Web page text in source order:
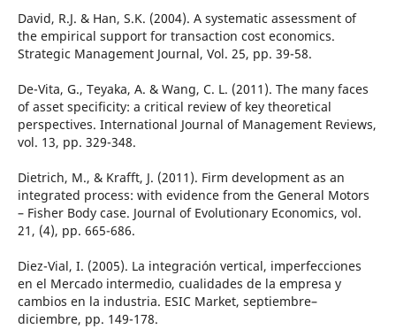
David, R.J. & Han, S.K. (2004). A systematic assessment of
the empirical support for transaction cost economics.
Strategic Management Journal, Vol. 25, pp. 39-58.
De-Vita, G., Teyaka, A. & Wang, C. L. (2011). The many faces
of asset specificity: a critical review of key theoretical
perspectives. International Journal of Management Reviews,
vol. 13, pp. 329-348.
Dietrich, M., & Krafft, J. (2011). Firm development as an
integrated process: with evidence from the General Motors
– Fisher Body case. Journal of Evolutionary Economics, vol.
21, (4), pp. 665-686.
Diez-Vial, I. (2005). La integración vertical, imperfecciones
en el Mercado intermedio, cualidades de la empresa y
cambios en la industria. ESIC Market, septiembre–
diciembre, pp. 149-178.